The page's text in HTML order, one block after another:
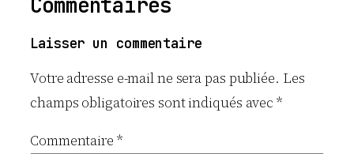
Commentaires
Laisser un commentaire
Votre adresse e-mail ne sera pas publiée. Les
champs obligatoires sont indiqués avec*
Commentaire *